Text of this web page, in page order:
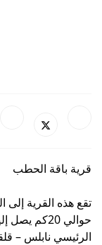
قرية باقة الحطب
تقع هذه القرية إلى
حوالي 20كم
الرئيسي نابلس –